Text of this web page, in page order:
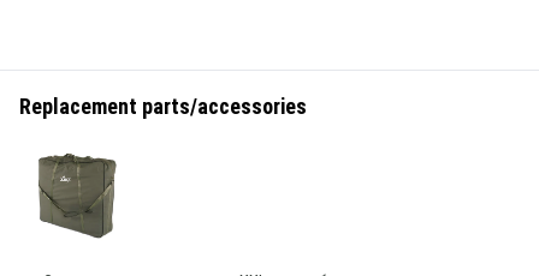
Replacement parts/accessories